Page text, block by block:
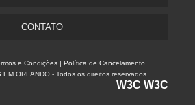
CONTATO
e Condições | Política de Cancelamento
ORLANDO - Todos os direitos reservados
W3C W3C